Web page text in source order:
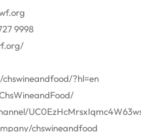
9998
?hl=en
chswineandfood